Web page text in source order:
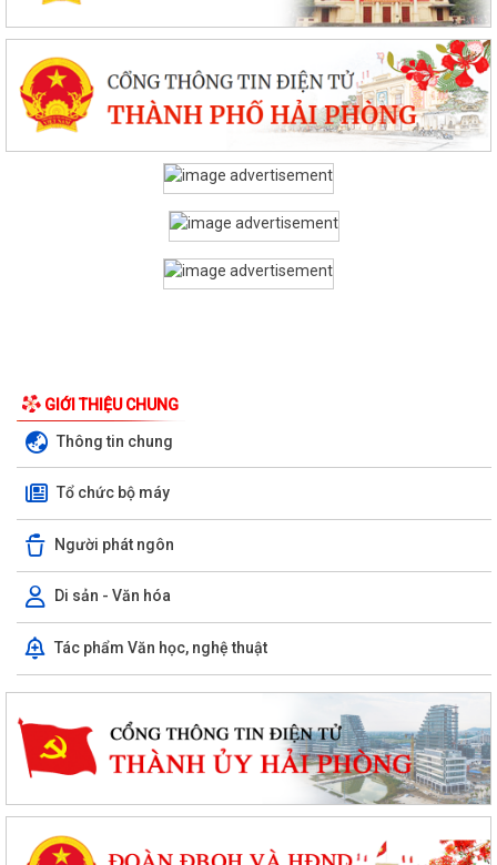
GIỚI THIỆU CHUNG
Thông tin chung
Tổ chức bộ máy
Người phát ngôn
Di sản - Văn hóa
Tác phẩm Văn học, nghệ thuật